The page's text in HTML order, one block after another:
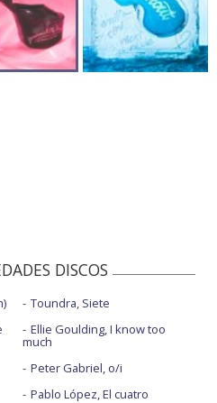
DISCOS
Toundra, Siete
Ellie Goulding, I know too
much
Peter Gabriel, o/i
Pablo López, El cuatro